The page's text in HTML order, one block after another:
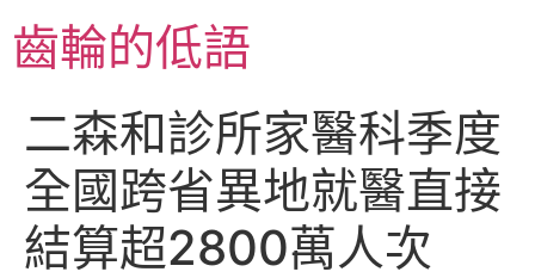
至
主齒輪的低語
二森和診所家醫科季度
全國跨省異地就醫直接
結算超2800萬人次